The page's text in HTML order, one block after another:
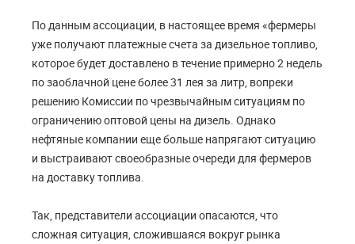
По данным ассоциации, в настоящее время «фермеры
уже получают платежные счета за дизельное топливо,
которое будет доставлено в течение примерно 2 недель
по заоблачной цене более 31 лея за литр, вопреки
решению Комиссии по чрезвычайным ситуациям по
ограничению оптовой цены на дизель. Однако
нефтяные компании еще больше напрягают ситуацию
и выстраивают своеобразные очереди для фермеров
на доставку топлива.
Так, представители ассоциации опасаются, что
сложная ситуация, сложившаяся вокруг рынка